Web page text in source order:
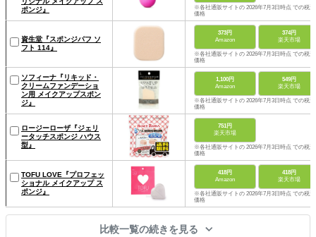
ポンジ』
※各社通販サイトの 2026年7月3日時点 での税込
価格
資生堂『スポンジパフ ソ
フト 114』
373円
Amazon
374円
楽天市場
※各社通販サイトの 2026年7月3日時点 での税込
価格
ソフィーナ『リキッド・
クリームファンデーショ
ン用 メイクアップスポン
ジ』
1,100円
Amazon
549円
楽天市場
※各社通販サイトの 2026年7月3日時点 での税込
価格
ロージーローザ『ジェリ
ータッチスポンジ ハウス
型』
751円
楽天市場
※各社通販サイトの 2026年7月3日時点 での税込
価格
TOFU LOVE『プロフェッ
ショナル メイクアップ ス
ポンジ』
418円
Amazon
418円
楽天市場
※各社通販サイトの 2026年7月3日時点 での税込
価格
比較一覧の続きを見る